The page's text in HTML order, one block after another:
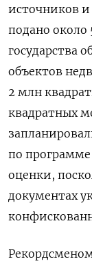
источников и
подано около
государства
объектов
2 млн
квадратных
по
оценки,
документах